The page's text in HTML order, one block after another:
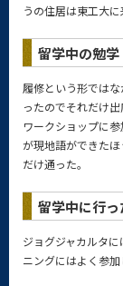
うの住居は東工大
留学中の勉
履修という形では
ったのでそれだけ
ワークショップに
が現地語ができた
だけ通った。
留学中に行
ジョグジャカルタ
ニングにはよく参